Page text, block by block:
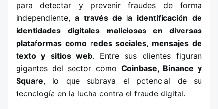
para detectar y prevenir fraudes de forma
independiente, a través de la identificación de
identidades digitales maliciosas en diversas
plataformas como redes sociales, mensajes de
texto y sitios web. Entre sus clientes figuran
gigantes del sector como Coinbase, Binance y
Square, lo que subraya el potencial de su
tecnología en la lucha contra el fraude digital.